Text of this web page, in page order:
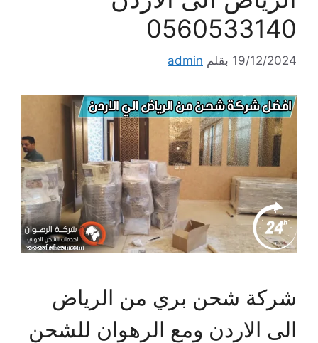
0560533140
19/12/2024 بقلم admin
شركة شحن بري من الرياض
الى الاردن ومع الرهوان للشحن